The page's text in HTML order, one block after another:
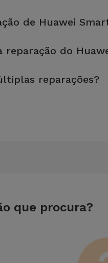
de Huawei
do
reparações?
o valor da reparação
que procura?